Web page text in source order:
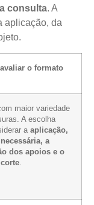
consulta. A
aplicação, da
o formato
maior variedade
A escolha
a aplicação,
a
dos apoios e o
.